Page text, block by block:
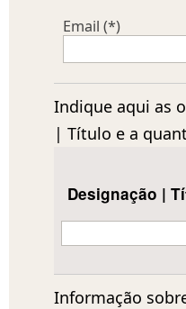
Email (*)
Indique aqui as
| Título e a
Designação |
Informação